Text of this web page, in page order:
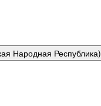
Народная Республика)